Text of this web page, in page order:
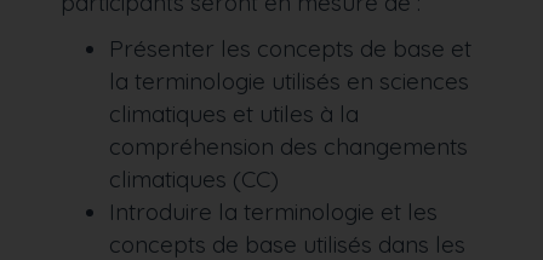
Présenter les concepts de base et
la terminologie utilisés en sciences
climatiques et utiles à la
compréhension des changements
climatiques (CC)
Introduire la terminologie et les
concepts de base utilisés dans les